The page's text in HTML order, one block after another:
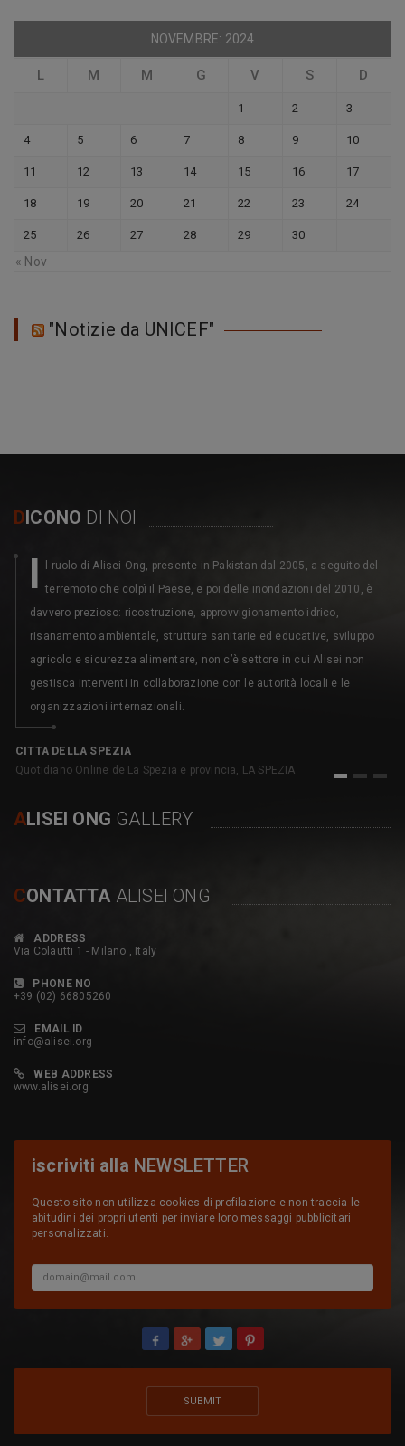
NOVEMBRE: 2024
L M M G V S D
« Nov
1 2 3
4 5 6 7 8 9 10
11 12 13 14 15 16 17
18 19 20 21 22 23 24
25 26 27 28 29 30
"Notizie da UNICEF"
DICONO DI NOI
I
l ruolo di Alisei Ong, presente in Pakistan dal 2005, a seguito del
terremoto che colpì il Paese, e poi delle inondazioni del 2010, è
davvero prezioso: ricostruzione, approvvigionamento idrico,
risanamento ambientale, strutture sanitarie ed educative, sviluppo
agricolo e sicurezza alimentare, non c’è settore in cui Alisei non
gestisca interventi in collaborazione con le autorità locali e le
organizzazioni internazionali.
CITTA DELLA SPEZIA
Quotidiano Online de La Spezia e provincia, LA SPEZIA
1 2 3
ALISEI ONG GALLERY
CONTATTA ALISEI ONG
ADDRESS
Via Colautti 1 - Milano , Italy
PHONE NO
+39 (02) 66805260
EMAIL ID
info@alisei.org
WEB ADDRESS
www.alisei.org
iscriviti alla NEWSLETTER
Questo sito non utilizza cookies di profilazione e non traccia le
abitudini dei propri utenti per inviare loro messaggi pubblicitari
personalizzati.